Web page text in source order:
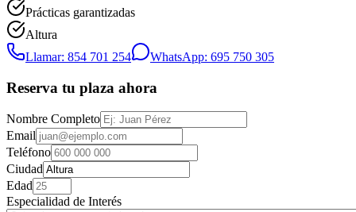
Prácticas garantizadas
Altura
Llamar: 854 701 254
WhatsApp: 695 750 305
Reserva tu plaza ahora
Nombre Completo
Email
Teléfono
Ciudad
Edad
Especialidad de Interés